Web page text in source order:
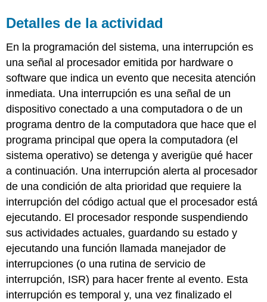
de
hardware
Interrupción
de
software
Conclusión
Evaluación
Interrupciones
de
hardware
Interrupciones
Hardware
Interrupciones
de
software
Detalles de la actividad
En la programación del sistema, una interrupción es
una señal al procesador emitida por hardware o
software que indica un evento que necesita atención
inmediata. Una interrupción es una señal de un
dispositivo conectado a una computadora o de un
programa dentro de la computadora que hace que el
programa principal que opera la computadora (el
sistema operativo) se detenga y averigüe qué hacer
a continuación. Una interrupción alerta al procesador
de una condición de alta prioridad que requiere la
interrupción del código actual que el procesador está
ejecutando. El procesador responde suspendiendo
sus actividades actuales, guardando su estado y
ejecutando una función llamada manejador de
interrupciones (o una rutina de servicio de
interrupción, ISR) para hacer frente al evento. Esta
interrupción es temporal y, una vez finalizado el